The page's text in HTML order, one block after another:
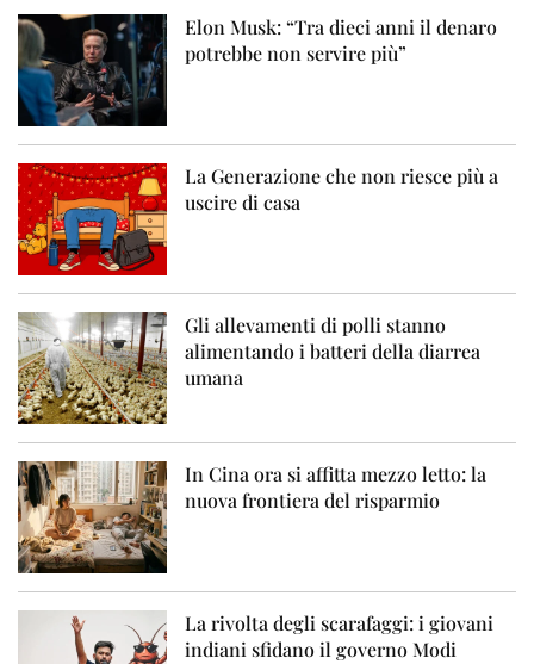
Elon Musk: “Tra dieci anni il denaro
potrebbe non servire più”
La Generazione che non riesce più a
uscire di casa
Gli allevamenti di polli stanno
alimentando i batteri della diarrea
umana
In Cina ora si affitta mezzo letto: la
nuova frontiera del risparmio
La rivolta degli scarafaggi: i giovani
indiani sfidano il governo Modi